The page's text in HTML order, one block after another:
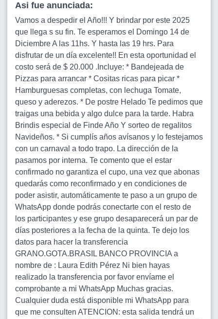
Asi fue anunciada:
Vamos a despedir el Año!!! Y brindar por este 2025
que llega s su fin. Te esperamos el Domingo 14 de
Diciembre A las 11hs. Y hasta las 19 hrs. Para
disfrutar de un día excelente!! En esta oportunidad el
costo será de $ 20.000 .Incluye: * Bandejeada de
Pizzas para arrancar * Cositas ricas para picar *
Hamburguesas completas, con lechuga Tomate,
queso y aderezos. * De postre Helado Te pedimos que
traigas una bebida y algo dulce para la tarde. Habra
Brindis especial de Finde Año Y sorteo de regalitos
Navideños. * Si cumplís años avísanos y lo festejamos
con un carnaval a todo trapo. La dirección de la
pasamos por interna. Te comento que el estar
confirmado no garantiza el cupo, una vez que abonas
quedarás como reconfirmado y en condiciones de
poder asistir, automáticamente te paso a un grupo de
WhatsApp donde podrás conectarte con el resto de
los participantes y ese grupo desaparecerá un par de
días posteriores a la fecha de la quinta. Te dejo los
datos para hacer la transferencia
GRANO.GOTA.BRASIL BANCO PROVINCIA a
nombre de : Laura Edith Pérez Ni bien hayas
realizado la transferencia por favor envíame el
comprobante a mi WhatsApp Muchas gracias.
Cualquier duda está disponible mi WhatsApp para
que me consulten ATENCION: esta salida tendrá un